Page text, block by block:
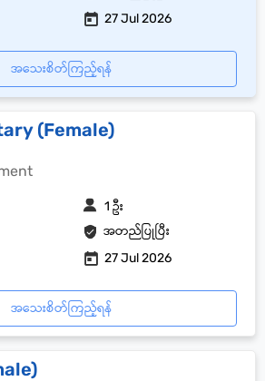
27 Jul 2026
အသေးစိတ်ကြည့်ရန်
(Female)
အတည်ပြုပြီး
1 ဦး
27 Jul 2026
အသေးစိတ်ကြည့်ရန်